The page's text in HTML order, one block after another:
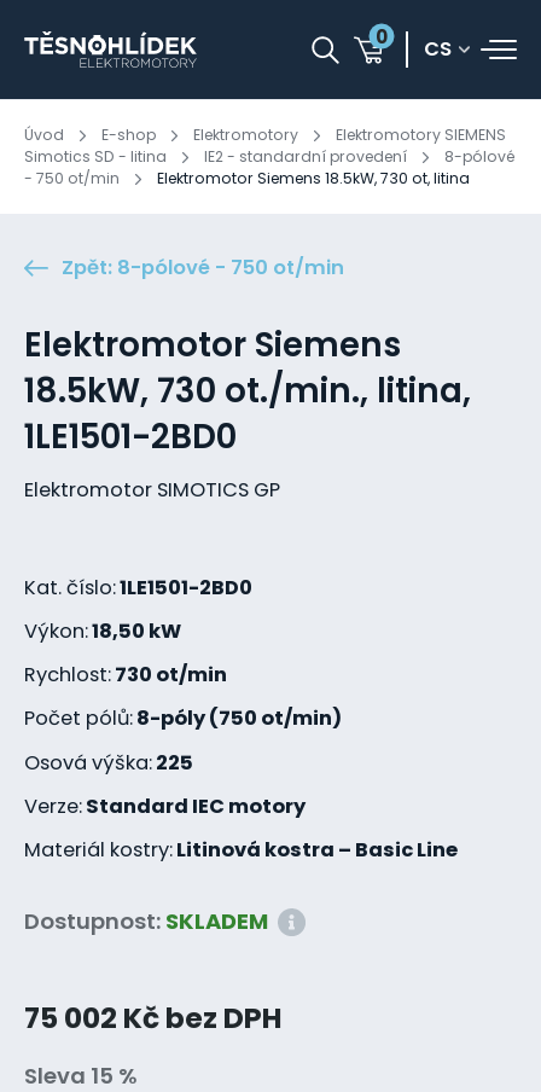
0 CS
Úvod E-shop Elektromotory
Elektromotory SIEMENS
Simotics SD - litina
IE2 - standardní provedení
8-pólové
- 750 ot/min
Elektromotor Siemens 18.5kW, 730 ot, litina
Zpět: 8-pólové - 750 ot/min
Elektromotor Siemens
18.5kW, 730 ot./min., litina,
1LE1501-2BD0
Elektromotor SIMOTICS GP
Kat. číslo:1LE1501-2BD0
Výkon:18,50 kW
Rychlost:730 ot/min
Počet pólů:8-póly (750 ot/min)
Osová výška:225
Verze:Standard IEC motory
Materiál kostry:Litinová kostra – Basic Line
Dostupnost: SKLADEM
75 002 Kč bez DPH
Sleva 15 %